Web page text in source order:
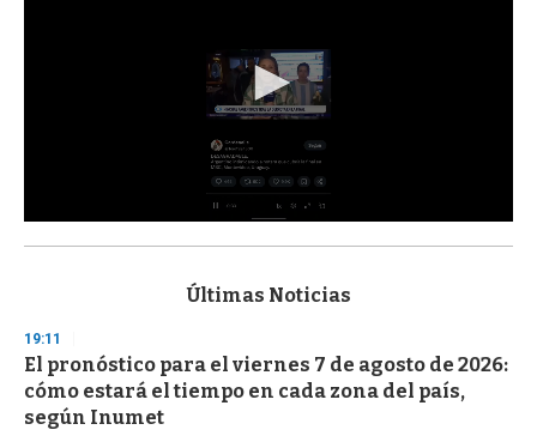
s
d
s
o
f
3
Últimas Noticias
19:11
El pronóstico para el viernes 7 de agosto de 2026:
cómo estará el tiempo en cada zona del país,
según Inumet